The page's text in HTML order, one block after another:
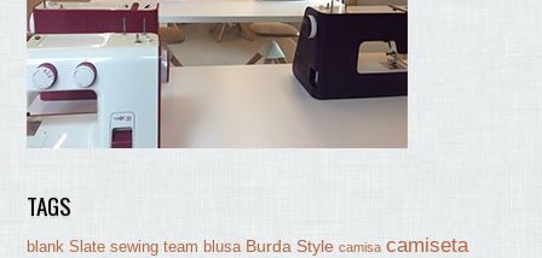
TAGS
blank Slate sewing team blusa Burda Style camisa camiseta